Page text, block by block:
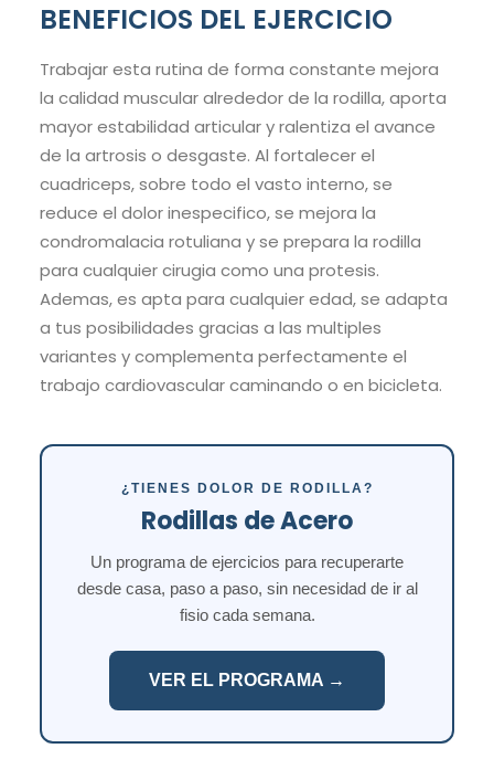
BENEFICIOS DEL EJERCICIO
Trabajar esta rutina de forma constante mejora
la calidad muscular alrededor de la rodilla, aporta
mayor estabilidad articular y ralentiza el avance
de la artrosis o desgaste. Al fortalecer el
cuadriceps, sobre todo el vasto interno, se
reduce el dolor inespecifico, se mejora la
condromalacia rotuliana y se prepara la rodilla
para cualquier cirugia como una protesis.
Ademas, es apta para cualquier edad, se adapta
a tus posibilidades gracias a las multiples
variantes y complementa perfectamente el
trabajo cardiovascular caminando o en bicicleta.
¿TIENES DOLOR DE RODILLA?
Rodillas de Acero
Un programa de ejercicios para recuperarte
desde casa, paso a paso, sin necesidad de ir al
fisio cada semana.
VER EL PROGRAMA →